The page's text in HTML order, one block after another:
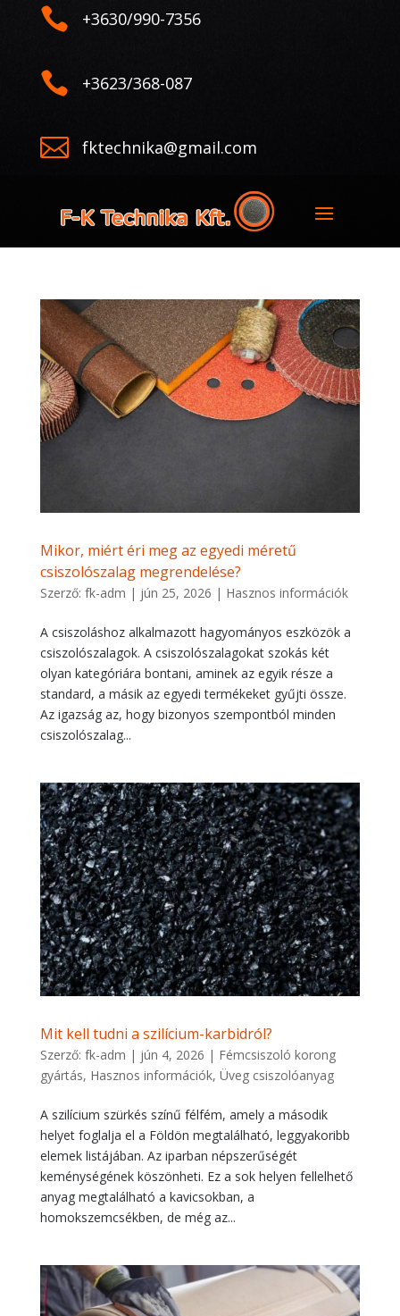
 +3630/990-7356
 +3623/368-087
 fktechnika@gmail.com
Mikor, miért éri meg az egyedi méretű
csiszolószalag megrendelése?
Szerző: fk-adm | jún 25, 2026 | Hasznos információk
A csiszoláshoz alkalmazott hagyományos eszközök a
csiszolószalagok. A csiszolószalagokat szokás két
olyan kategóriára bontani, aminek az egyik része a
standard, a másik az egyedi termékeket gyűjti össze.
Az igazság az, hogy bizonyos szempontból minden
csiszolószalag...
Mit kell tudni a szilícium-karbidról?
Szerző: fk-adm | jún 4, 2026 | Fémcsiszoló korong
gyártás, Hasznos információk, Üveg csiszolóanyag
A szilícium szürkés színű félfém, amely a második
helyet foglalja el a Földön megtalálható, leggyakoribb
elemek listájában. Az iparban népszerűségét
keménységének köszönheti. Ez a sok helyen fellelhető
anyag megtalálható a kavicsokban, a
homokszemcsékben, de még az...